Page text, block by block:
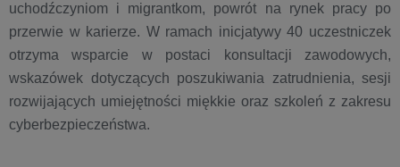
uchodźczyniom i migrantkom, powrót na rynek pracy po
przerwie w karierze. W ramach inicjatywy 40 uczestniczek
otrzyma wsparcie w postaci konsultacji zawodowych,
wskazówek dotyczących poszukiwania zatrudnienia, sesji
rozwijających umiejętności miękkie oraz szkoleń z zakresu
cyberbezpieczeństwa.